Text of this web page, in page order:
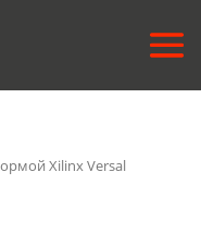
Xilinx Versal